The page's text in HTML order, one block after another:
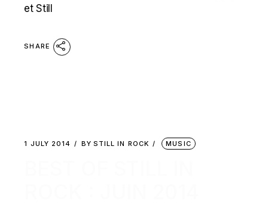
et Still
SHARE
1 JULY 2014 BY STILL IN ROCK MUSIC